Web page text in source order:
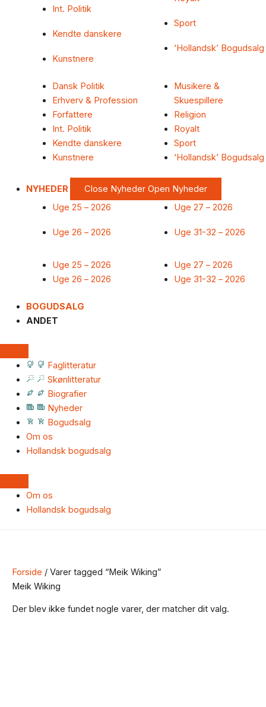
Int. Politik
Kendte danskere
Kunstnere
Sport
‘Hollandsk’ Bogudsalg
Dansk Politik
Erhverv & Profession
Forfattere
Int. Politik
Kendte danskere
Kunstnere
Musikere &
Skuespillere
Religion
Royalt
Sport
‘Hollandsk’ Bogudsalg
NYHEDER Close Nyheder Open Nyheder
Uge 25 – 2026
Uge 26 – 2026
Uge 27 – 2026
Uge 31-32 – 2026
Uge 25 – 2026
Uge 26 – 2026
Uge 27 – 2026
Uge 31-32 – 2026
BOGUDSALG
ANDET
Faglitteratur
Skønlitteratur
Biografier
Nyheder
Bogudsalg
Om os
Hollandsk bogudsalg
Om os
Hollandsk bogudsalg
Forside / Varer tagged “Meik Wiking”
Meik Wiking
Der blev ikke fundet nogle varer, der matcher dit valg.